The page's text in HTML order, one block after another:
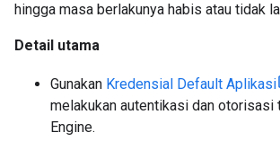
hingga masa berlakunya habis atau tidak
Detail utama
Gunakan Kredensial Default Aplikasi
melakukan autentikasi dan otorisasi
Engine.